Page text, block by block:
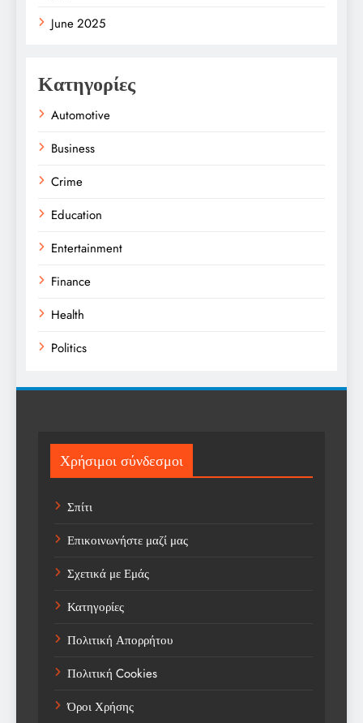
June 2025
Κατηγορίες
Automotive
Business
Crime
Education
Entertainment
Finance
Health
Politics
Sport
Sports
Technology
Trending
Weather
Αγορά
Αγορά Εργασίας
Αγροτικά Νέα
Αεροπορία
Χρήσιμοι σύνδεσμοι
Σπίτι
Επικοινωνήστε μαζί μας
Σχετικά με Εμάς
Κατηγορίες
Πολιτική Απορρήτου
Πολιτική Cookies
Όροι Χρήσης